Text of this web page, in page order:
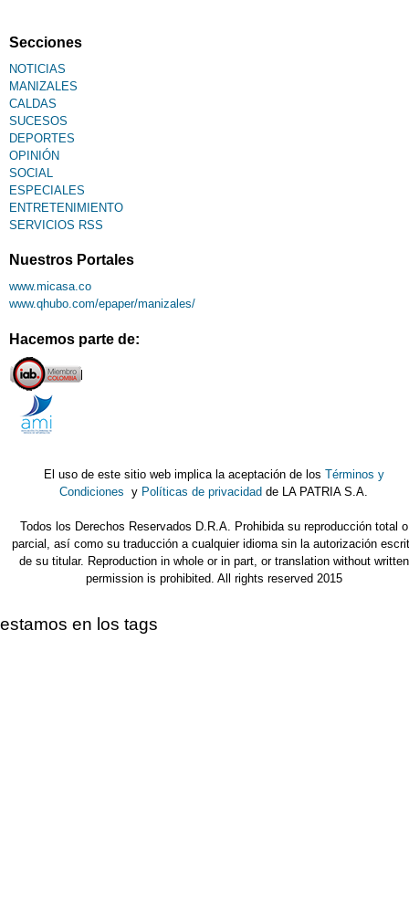
Secciones
NOTICIAS
MANIZALES
CALDAS
SUCESOS
DEPORTES
OPINIÓN
SOCIAL
ESPECIALES
ENTRETENIMIENTO
SERVICIOS RSS
Nuestros Portales
www.micasa.co
www.qhubo.com/epaper/manizales/
Hacemos parte de:
El uso de este sitio web implica la aceptación de los Términos y
Condiciones y Políticas de privacidad de LA PATRIA S.A.
Todos los Derechos Reservados D.R.A. Prohibida su reproducción total o
parcial, así como su traducción a cualquier idioma sin la autorización
de su titular. Reproduction in whole or in part, or translation without written
permission is prohibited. All rights reserved 2015
estamos en los tags